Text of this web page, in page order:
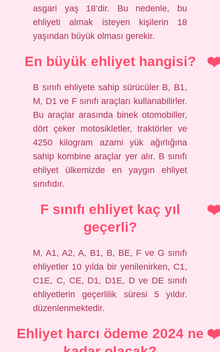
asgari yaş 18’dir. Bu nedenle, bu
ehliyeti almak isteyen kişilerin 18
yaşından büyük olması gerekir.
En büyük ehliyet hangisi?
B sınıfı ehliyete sahip sürücüler B, B1,
M, D1 ve F sınıfı araçları kullanabilirler.
Bu araçlar arasında binek otomobiller,
dört çeker motosikletler, traktörler ve
4250 kilogram azami yük ağırlığına
sahip kombine araçlar yer alır. B sınıfı
ehliyet ülkemizde en yaygın ehliyet
sınıfıdır.
F sınıfı ehliyet kaç yıl
geçerli?
M, A1, A2, A, B1, B, BE, F ve G sınıfı
ehliyetler 10 yılda bir yenilenirken, C1,
C1E, C, CE, D1, D1E, D ve DE sınıfı
ehliyetlerin geçerlilik süresi 5 yıldır.
düzenlenmektedir.
Ehliyet harcı ödeme 2024 ne